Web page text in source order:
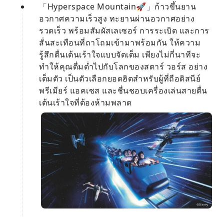
「Hyperspace Mountain🚀」ก้าวขึ้นยาน
อวกาศความเร็วสูง ทะยานผ่านอวกาศอย่าง
รวดเร็ว พร้อมสัมผัสเลเซอร์ การระเบิด และการ
สั่นสะเทือนที่ถาโถมเข้ามาพร้อมกัน ให้ความ
รู้สึกตื่นเต้นเร้าใจแบบจัดเต็ม เพียงไม่กี่นาทีจะ
ทำให้คุณดื่มด่ำไปกับโลกของสตาร์ วอร์ส อย่าง
เต็มตัว เป็นตัวเลือกยอดฮิตสำหรับผู้ที่ถือดิสนีย์
พรีเมียร์ แอคเซส และชื่นชอบเครื่องเล่นสายตื่น
เต้นเร้าใจที่ต้องห้ามพลาด